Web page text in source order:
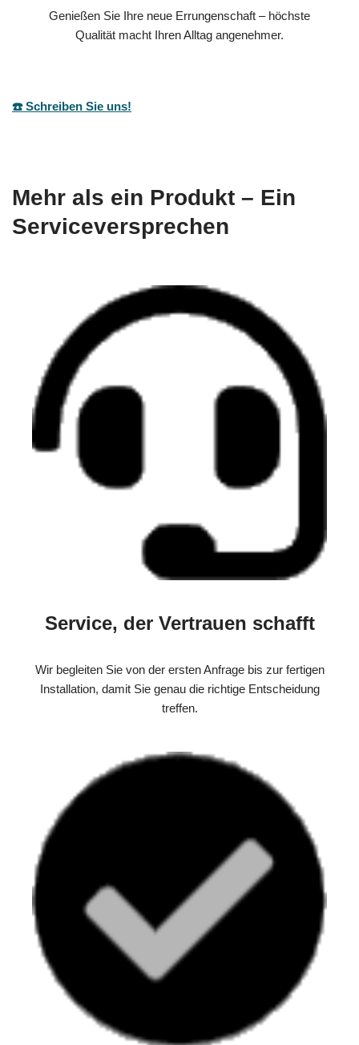
Genießen Sie Ihre neue Errungenschaft – höchste
Qualität macht Ihren Alltag angenehmer.
☎️ Schreiben Sie uns!
Mehr als ein Produkt – Ein
Serviceversprechen
Service, der Vertrauen schafft
Wir begleiten Sie von der ersten Anfrage bis zur fertigen
Installation, damit Sie genau die richtige Entscheidung
treffen.